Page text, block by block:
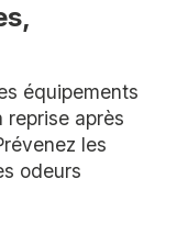
équipements
reprise après
les
odeurs